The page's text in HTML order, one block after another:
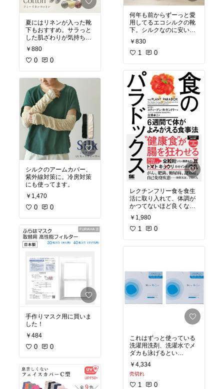
夏にはリネンが入った靴
下もおすすめ。サラっと
した肌ざわりが気持ちい
い。
￥880
0 0
シルクのアームカバー、
紫外線対策に。冷房対策
にも使ってます。
￥1,470
0 0
手作りマスク用に買いま
した！
￥484
0 0
何年も前からずーっと愛
用してるエコシルクの靴
下。シルクなのに安い。
足がいつも快適！天然素
材の靴下を履き始めた
ら、化繊の靴下には戻れ
￥830
1 0
レクチンフリー食を食生
活に取り入れて、体調が
かつてないほど良くなり
ました！
￥1,980
1 0
これはずっと使っている
洗濯用洗剤、洗濯水でメ
ダカも泳げるとい
う・・・。
￥4,334
売切れ
1 0